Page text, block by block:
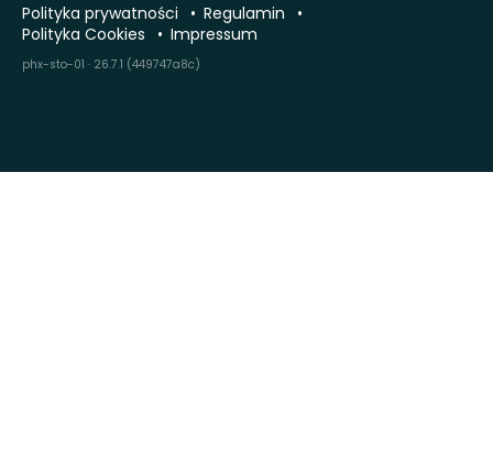
Polityka prywatności
Regulamin
Polityka Cookies
Impressum
phx-sto-01 · 26.7.1 (449747a8c)